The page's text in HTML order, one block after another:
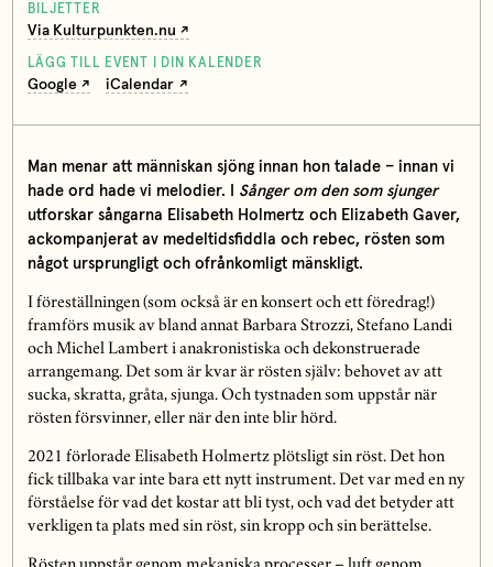
BILJETTER
Via Kulturpunkten.nu
LÄGG TILL EVENT I DIN KALENDER
Google iCalendar
Man menar att människan sjöng innan hon talade – innan vi
hade ord hade vi melodier. I Sånger om den som sjunger
utforskar sångarna Elisabeth Holmertz och Elizabeth Gaver,
ackompanjerat av medeltidsfiddla och rebec, rösten som
något ursprungligt och ofrånkomligt mänskligt.
I föreställningen (som också är en konsert och ett föredrag!)
framförs musik av bland annat Barbara Strozzi, Stefano Landi
och Michel Lambert i anakronistiska och dekonstruerade
arrangemang. Det som är kvar är rösten själv: behovet av att
sucka, skratta, gråta, sjunga. Och tystnaden som uppstår när
rösten försvinner, eller när den inte blir hörd.
2021 förlorade Elisabeth Holmertz plötsligt sin röst. Det hon
fick tillbaka var inte bara ett nytt instrument. Det var med en ny
förståelse för vad det kostar att bli tyst, och vad det betyder att
verkligen ta plats med sin röst, sin kropp och sin berättelse.